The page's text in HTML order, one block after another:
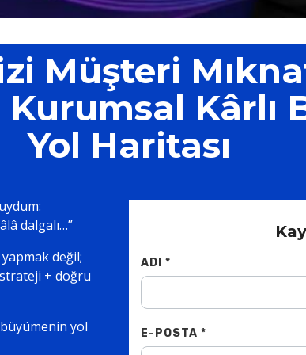
Müşteri
Kârlı
Yol Haritası
dalgalı…”
değil;
+ doğru
yol
ADI *
E-POSTA *